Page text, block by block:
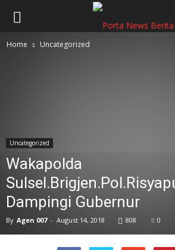
Home Uncategorized
Uncategorized
Wakapolda
Dampingi Gubernur
By Agen 007 - August 14, 2018 808 0